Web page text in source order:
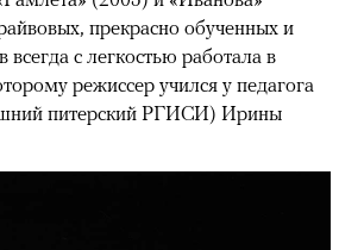
прекрасно обученных и
всегда с легкостью работала в
режиссер учился у педагога
питерский РГИСИ) Ирины